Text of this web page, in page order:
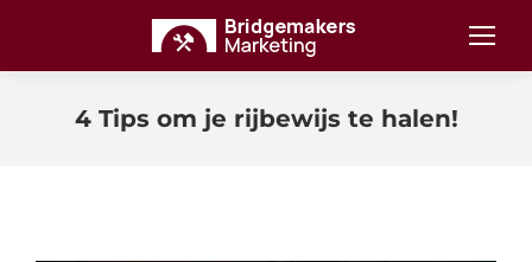
4 Tips om je rijbewijs te halen!